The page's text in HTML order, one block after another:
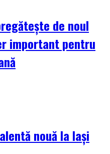
de noul
important pentru
nouă la Iași